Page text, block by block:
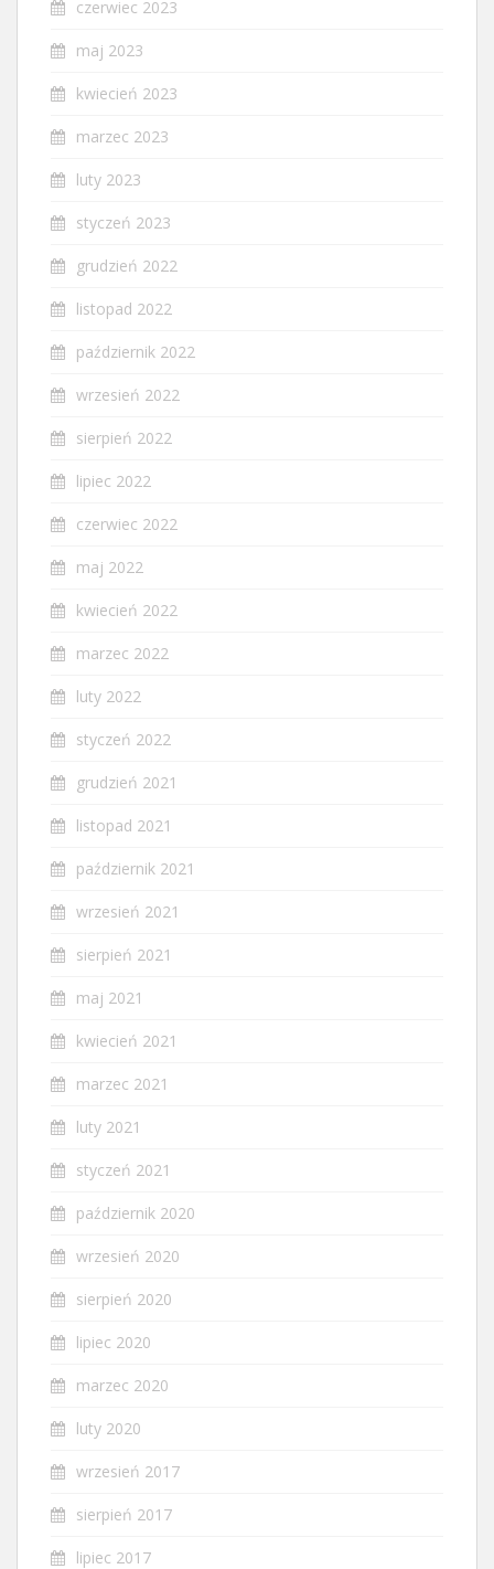
czerwiec 2023
maj 2023
kwiecień 2023
marzec 2023
luty 2023
styczeń 2023
grudzień 2022
listopad 2022
październik 2022
wrzesień 2022
sierpień 2022
lipiec 2022
czerwiec 2022
maj 2022
kwiecień 2022
marzec 2022
luty 2022
styczeń 2022
grudzień 2021
listopad 2021
październik 2021
wrzesień 2021
sierpień 2021
maj 2021
kwiecień 2021
marzec 2021
luty 2021
styczeń 2021
październik 2020
wrzesień 2020
sierpień 2020
lipiec 2020
marzec 2020
luty 2020
wrzesień 2017
sierpień 2017
lipiec 2017